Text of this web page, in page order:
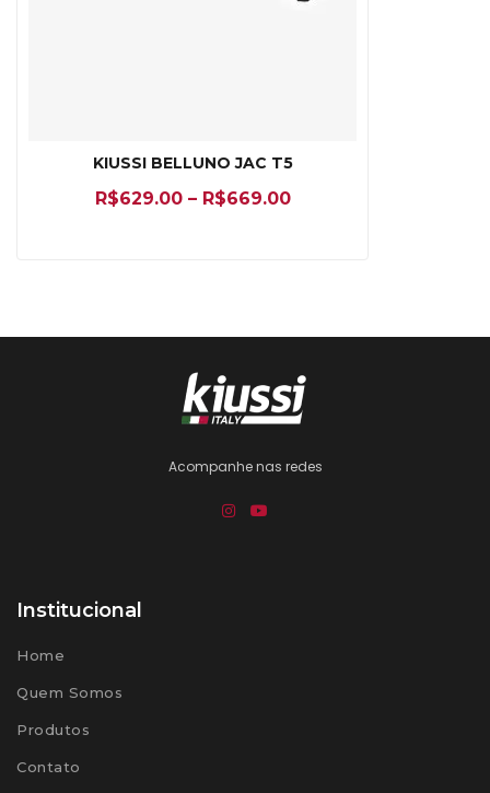
KIUSSI BELLUNO JAC T5
R$629.00 – R$669.00
Acompanhe nas redes
Institucional
Home
Quem Somos
Produtos
Contato